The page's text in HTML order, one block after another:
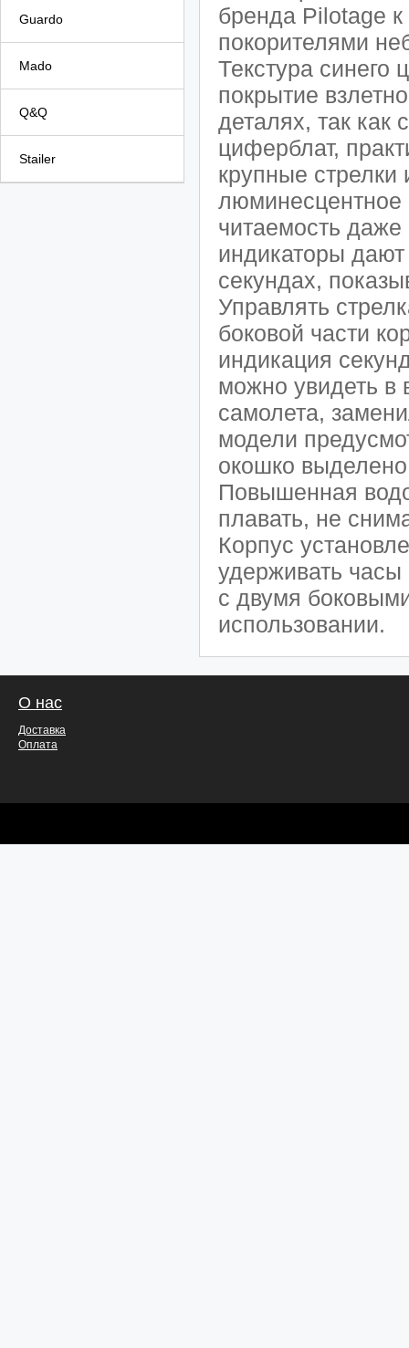
Guardo
Mado
Q&Q
Stailer
бренда Pilotage
покорителями
Текстура синего
покрытие
деталях, так
циферблат,
крупные
читаемость
индикаторы
секундах,
Управлять
боковой части
индикация
можно увидеть в
самолета,
модели
окошко
Повышенная
плавать, не
Корпус
удерживать часы
с двумя
использовании.
О нас
Доставка
Оплата